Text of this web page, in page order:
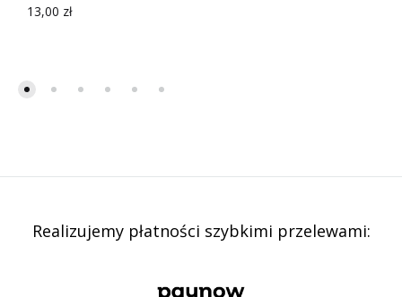
13,00 zł
Realizujemy płatności szybkimi przelewami: